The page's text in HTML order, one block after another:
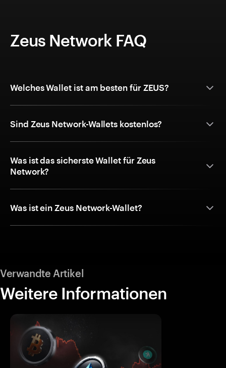
Zeus Network FAQ
Welches Wallet ist am besten für ZEUS?
Sind Zeus Network-Wallets kostenlos?
Was ist das sicherste Wallet für Zeus
Network?
Was ist ein Zeus Network-Wallet?
Verwandte Artikel
Weitere Informationen